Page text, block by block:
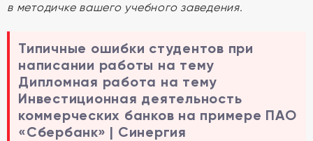
в методичке вашего учебного заведения.
Типичные ошибки студентов при
написании работы на тему
Дипломная работа на тему
Инвестиционная деятельность
коммерческих банков на примере ПАО
«Сбербанк» | Синергия